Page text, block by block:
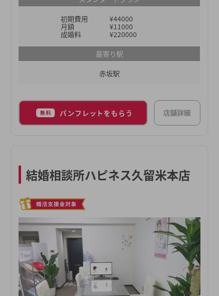
界内でも圧倒的に高い成婚実績を出し続けることが
できています。「婚活を運やご縁まかせにしない」
「確実に結果につながるサポートを行う」をモット
ーに、これからも皆様の “地元婚活” を全力で応援
初期費用
¥44000
月額
¥11000
成婚料
¥220000
最寄り駅
赤坂駅
無料 パンフレットをもらう 店舗詳細
結婚相談所ハピネス久留米本店